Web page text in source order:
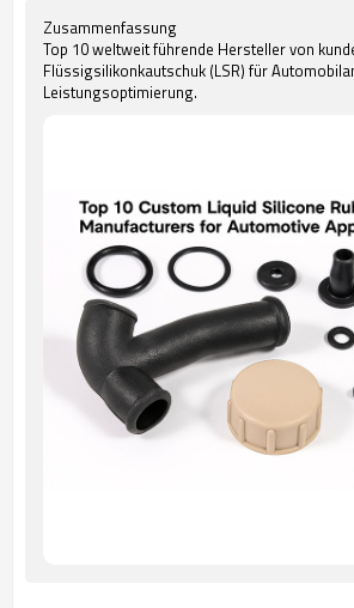
Zusammenfassung
Top 10 weltweit führende Hersteller von
Flüssigsilikonkautschuk (LSR) für
Leistungsoptimierung.